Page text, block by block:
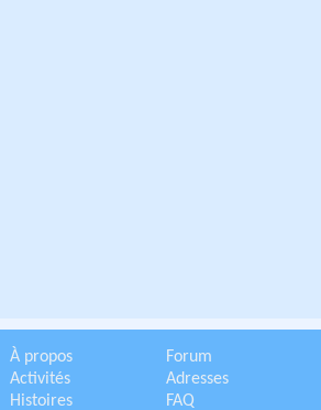
À propos
Activités
Histoires
Forum
Adresses
FAQ